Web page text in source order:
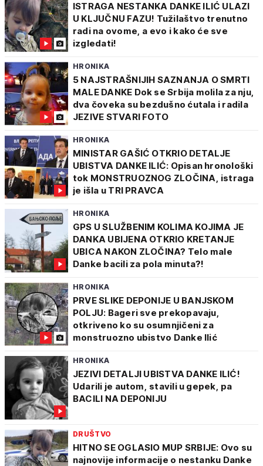
ISTRAGA NESTANKA DANKE ILIĆ ULAZI
U KLJUČNU FAZU! Tužilaštvo trenutno
radi na ovome, a evo i kako će sve
izgledati!
HRONIKA
5 NAJSTRAŠNIJIH SAZNANJA O SMRTI
MALE DANKE Dok se Srbija molila za nju,
dva čoveka su bezdušno ćutala i radila
JEZIVE STVARI FOTO
HRONIKA
MINISTAR GAŠIĆ OTKRIO DETALJE
UBISTVA DANKE ILIĆ: Opisan hronološki
tok MONSTRUOZNOG ZLOČINA, istraga
je išla u TRI PRAVCA
HRONIKA
GPS U SLUŽBENIM KOLIMA KOJIMA JE
DANKA UBIJENA OTKRIO KRETANJE
UBICA NAKON ZLOČINA? Telo male
Danke bacili za pola minuta?!
HRONIKA
PRVE SLIKE DEPONIJE U BANJSKOM
POLJU: Bageri sve prekopavaju,
otkriveno ko su osumnjičeni za
monstruozno ubistvo Danke Ilić
HRONIKA
JEZIVI DETALJI UBISTVA DANKE ILIĆ!
Udarili je autom, stavili u gepek, pa
BACILI NA DEPONIJU
DRUŠTVO
HITNO SE OGLASIO MUP SRBIJE: Ovo su
najnovije informacije o nestanku Danke